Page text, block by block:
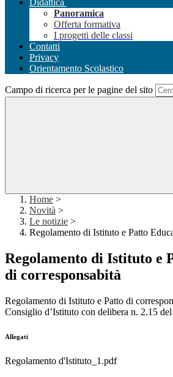
Didattica
Panoramica
Offerta formativa
I progetti delle classi
Contatti
Privacy
Orientamento Scolastico
Campo di ricerca per le pagine del sito
Home >
Novità >
Le notizie >
Regolamento di Istituto e Patto
Regolamento di Istituto e
di corresponsabità
Regolamento di Istituto e Patto di
Consiglio d’Istituto con delibera n. 2.15
Allegati
Regolamento d'Istituto_1.pdf